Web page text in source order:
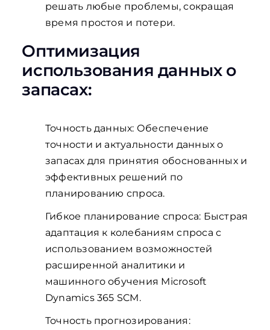
решать любые проблемы, сокращая
время простоя и потери.
Оптимизация
использования данных о
запасах:
Точность данных: Обеспечение
точности и актуальности данных о
запасах для принятия обоснованных и
эффективных решений по
планированию спроса.
Гибкое планирование спроса: Быстрая
адаптация к колебаниям спроса с
использованием возможностей
расширенной аналитики и
машинного обучения Microsoft
Dynamics 365 SCM.
Точность прогнозирования: